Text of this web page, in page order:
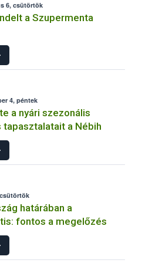
6, csütörtök
a Szupermenta
4, péntek
a nyári szezonális
tapasztalatait a Nébih
határában a
fontos a megelőzés